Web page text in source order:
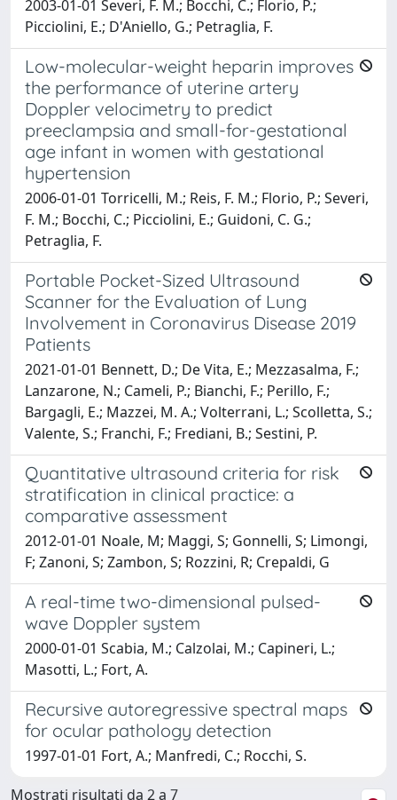
2003-01-01 Severi, F. M.; Bocchi, C.; Florio, P.;
Picciolini, E.; D'Aniello, G.; Petraglia, F.
Low-molecular-weight heparin improves
the performance of uterine artery
Doppler velocimetry to predict
preeclampsia and small-for-gestational
age infant in women with gestational
hypertension
2006-01-01 Torricelli, M.; Reis, F. M.; Florio, P.; Severi,
F. M.; Bocchi, C.; Picciolini, E.; Guidoni, C. G.;
Petraglia, F.
Portable Pocket-Sized Ultrasound
Scanner for the Evaluation of Lung
Involvement in Coronavirus Disease 2019
Patients
2021-01-01 Bennett, D.; De Vita, E.; Mezzasalma, F.;
Lanzarone, N.; Cameli, P.; Bianchi, F.; Perillo, F.;
Bargagli, E.; Mazzei, M. A.; Volterrani, L.; Scolletta, S.;
Valente, S.; Franchi, F.; Frediani, B.; Sestini, P.
Quantitative ultrasound criteria for risk
stratification in clinical practice: a
comparative assessment
2012-01-01 Noale, M; Maggi, S; Gonnelli, S; Limongi,
F; Zanoni, S; Zambon, S; Rozzini, R; Crepaldi, G
A real-time two-dimensional pulsed-
wave Doppler system
2000-01-01 Scabia, M.; Calzolai, M.; Capineri, L.;
Masotti, L.; Fort, A.
Recursive autoregressive spectral maps
for ocular pathology detection
1997-01-01 Fort, A.; Manfredi, C.; Rocchi, S.
Mostrati risultati da 2 a 7